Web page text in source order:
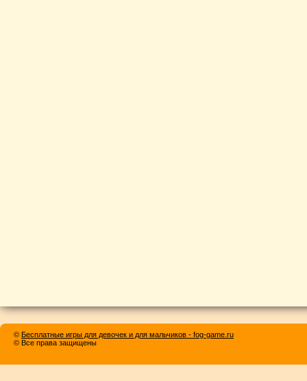
© Бесплатные игры для девочек и для мальчиков - fog-game.ru
© Все права защищены